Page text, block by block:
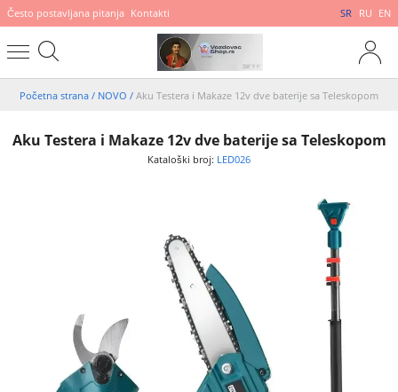
Često postavljana pitanja Kontakti SR RU EN
Početna strana / NOVO / Aku Testera i Makaze 12v dve baterije sa Teleskopom
Aku Testera i Makaze 12v dve baterije sa Teleskopom
Kataloški broj: LED026